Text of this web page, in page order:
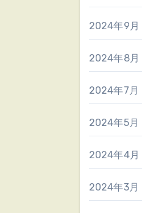
2024年9月
2024年8月
2024年7月
2024年5月
2024年4月
2024年3月